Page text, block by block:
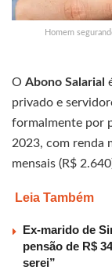
Homem
O Abono Salarial
privado e
formalmente por
2023, com renda
mensais (R$
Leia Também
Ex-marido de
pensão de R$
serei”